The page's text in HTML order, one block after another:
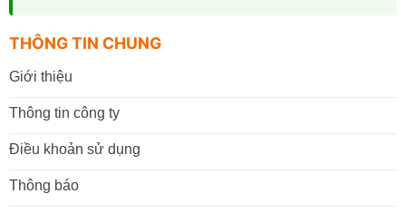
THÔNG TIN CHUNG
Giới thiệu
Thông tin công ty
Điều khoản sử dụng
Thông báo